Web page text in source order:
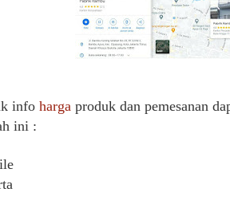
info harga produk dan pemesanan
ini :